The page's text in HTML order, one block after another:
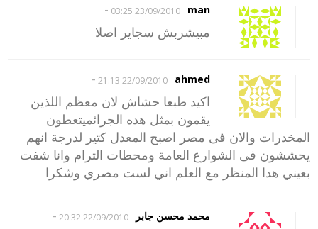
man
23/09/2010 03:25
-
مبيشربش سجاير اصلا
ahmed
22/09/2010 21:13
-
اكيد طبعا حشاش لان معظم اللذين
يقمون بمثل هده الجرائميتعطون
المخدرات والان فى مصر اصبح المعدل كتير لدرجة انهم
يحششون فى الشوارع العامة ومحطات الترام وانا شفت
بعيني هدا المنظر مع العلم اني لست مصري وشكرا
محمد محسن جابر 22/09/2010 20:32
-